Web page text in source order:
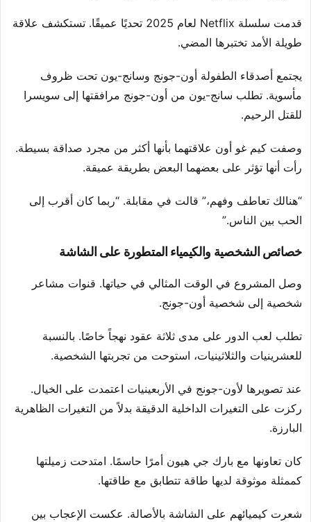
قدمت سلسلة Netflix لعام 2025 تحديًا عميقًا. تستكشف علاقة
طويلة الأمد تختبرها المضي.
يجتمع أصدقاء الطفولة أون-جونج وسانج-يون تحت ظروف
مأسوية. تطلب سانج-يون من أون-جونج مرافقتها إلى سويسرا
للقتل الرحيم.
وصفت كيم غو أون علاقتهما بأنها أكثر من مجرد صداقة بسيطة.
رأت أنها تؤثر على بعضهما البعض بطريقة عميقة.
“هنالك تعاطف وفهم،” قالت في مقابلة. “ربما كان أقرب إلى
الحب بين الناس.”
خصائص الشخصية والكيمياء المتطورة على الشاشة
وصل المشروع في الوقت المثالي في حياتها. قنوات مشاعر
شخصية إلى شخصية أون-جونج.
تطلب لعب الدور على مدى ثلاثة عقود نهجاً خاصًا. بالنسبة
للعشرينيات والثلاثينيات، استوحت من تجربتها الشخصية.
عند تصويرها لأون-جونج في الأربعينيات اعتمدت على الخيال.
ركزت على التغيرات الداخلية الدقيقة بدلاً من التغيرات الظاهرية
البارزة.
كان تعاونها مع بارك جي هيون أمرًا حاسمًا. امتدحت زميلتها
كممثلة موثوقة لديها طاقة تتطابق مع طاقتها.
شعرت كيميائهم على الشاشة بالأصالة. عكست الإعجاب بين